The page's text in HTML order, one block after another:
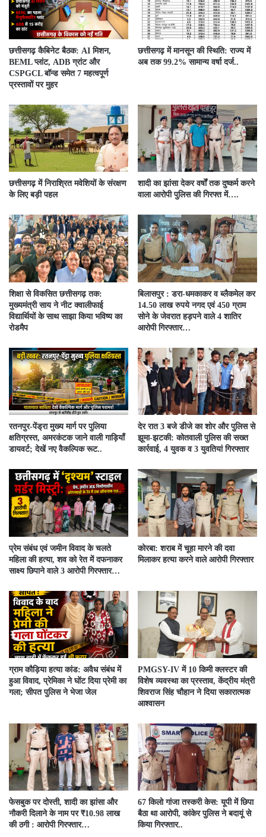
छत्तीसगढ़ कैबिनेट बैठक: AI मिशन,
BEML प्लांट, ADB ग्रांट और
CSPGCL बॉन्ड समेत 7 महत्वपूर्ण
प्रस्तावों पर मुहर
छत्तीसगढ़ में मानसून की स्थिति: राज्य में
अब तक 99.2% सामान्य वर्षा दर्ज..
छत्तीसगढ़ में निराश्रित मवेशियों के संरक्षण
के लिए बड़ी पहल
शादी का झांसा देकर वर्षों तक दुष्कर्म करने
वाला आरोपी पुलिस की गिरफ्त में….
शिक्षा से विकसित छत्तीसगढ़ तक:
मुख्यमंत्री साय ने नीट क्वालीफाई
विद्यार्थियों के साथ साझा किया भविष्य का
रोडमैप
बिलासपुर : डरा-धमकाकर व ब्लैकमेल कर
14.50 लाख रुपये नगद एवं 450 ग्राम
सोने के जेवरात हड़पने वाले 4 शातिर
आरोपी गिरफ्तार…
रतनपुर-पेंड्रा मुख्य मार्ग पर पुलिया
क्षतिग्रस्त, अमरकंटक जाने वाली गाड़ियाँ
डायवर्ट; देखें नए वैकल्पिक रूट..
देर रात 3 बजे डीजे का शोर और पुलिस से
झूमा-झटकी: कोतवाली पुलिस की सख्त
कार्रवाई, 4 युवक व 3 युवतियां गिरफ्तार
प्रेम संबंध एवं जमीन विवाद के चलते
महिला की हत्या, शव को रेत में दफनाकर
साक्ष्य छिपाने वाले 3 आरोपी गिरफ्तार…
कोरबा: शराब में चूहा मारने की दवा
मिलाकर हत्या करने वाले आरोपी गिरफ्तार
ग्राम कौड़िया हत्या कांड: अवैध संबंध में
हुआ विवाद, प्रेमिका ने घोंट दिया प्रेमी का
गला; सीपत पुलिस ने भेजा जेल
PMGSY-IV में 10 किमी क्लस्टर की
विशेष व्यवस्था का प्रस्ताव, केंद्रीय मंत्री
शिवराज सिंह चौहान ने दिया सकारात्मक
आश्वासन
फेसबुक पर दोस्ती, शादी का झांसा और
नौकरी दिलाने के नाम पर ₹10.98 लाख
की ठगी : आरोपी गिरफ्तार…
67 किलो गांजा तस्करी केस: यूपी में छिपा
बैठा था आरोपी, कांकेर पुलिस ने बदायूं से
किया गिरफ्तार..